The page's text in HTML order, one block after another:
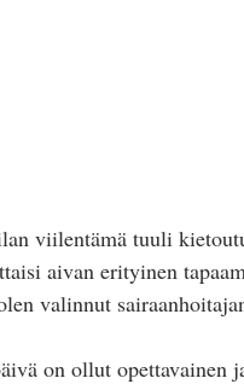
viilentämä tuuli
aivan erityinen
valinnut
on ollut opettavainen